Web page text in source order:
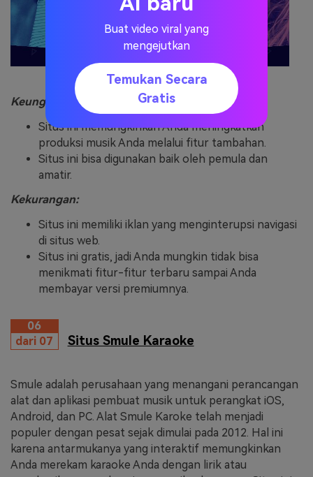
Keunggulan:
Situs ini memungkinkan Anda meningkatkan
produksi musik Anda melalui fitur tambahan.
Situs ini bisa digunakan baik oleh pemula dan
amatir.
Kekurangan:
Situs ini memiliki iklan yang menginterupsi navigasi
di situs web.
Situs ini gratis, jadi Anda mungkin tidak bisa
menikmati fitur-fitur terbaru sampai Anda
membayar versi premiumnya.
06
dari 07
Situs Smule Karaoke
Smule adalah perusahaan yang menangani perancangan
alat dan aplikasi pembuat musik untuk perangkat iOS,
Android, dan PC. Alat Smule Karoke telah menjadi
populer dengan pesat sejak dimulai pada 2012. Hal ini
karena antarmukanya yang interaktif memungkinkan
Anda merekam karaoke Anda dengan lirik atau
Buat video viral yang
mengejutkan
Temukan Secara
Gratis